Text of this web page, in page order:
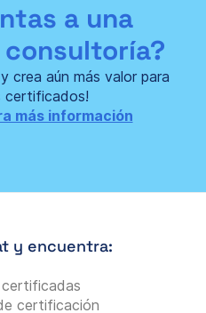
a una
consultoría?
crea aún más valor para
certificados!
más información
y encuentra:
certificadas
certificación